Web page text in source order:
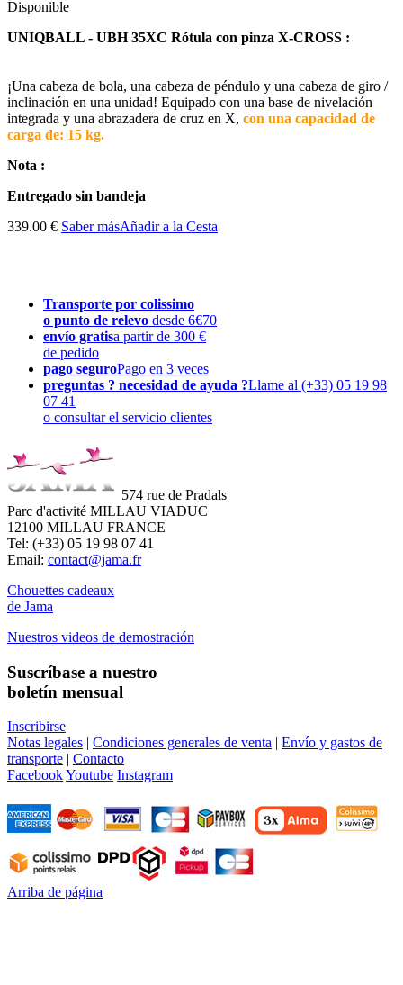
Disponible
UNIQBALL - UBH 35XC Rótula con pinza X-CROSS :
¡Una cabeza de bola, una cabeza de péndulo y una cabeza de giro /
inclinación en una unidad! Equipado con una base de nivelación
integrada y una abrazadera de cruz en X, con una capacidad de
carga de: 15 kg.
Nota :
Entregado sin bandeja
339.00 € Saber másAñadir a la Cesta
Transporte por colissimo
o punto de relevo desde 6€70
envío gratisa partir de 300 €
de pedido
pago seguroPago en 3 veces
preguntas ? necesidad de ayuda ?Llame al (+33) 05 19 98
07 41
o consultar el servicio clientes
574 rue de Pradals
Parc d'activité MILLAU VIADUC
12100 MILLAU FRANCE
Tel: (+33) 05 19 98 07 41
Email: contact@jama.fr
Chouettes cadeaux
de Jama
Nuestros videos de demostración
Suscríbase a nuestro
boletín mensual
Inscribirse
Notas legales | Condiciones generales de venta | Envío y gastos de
transporte | Contacto
FacebookYoutube Instagram
Arriba de página